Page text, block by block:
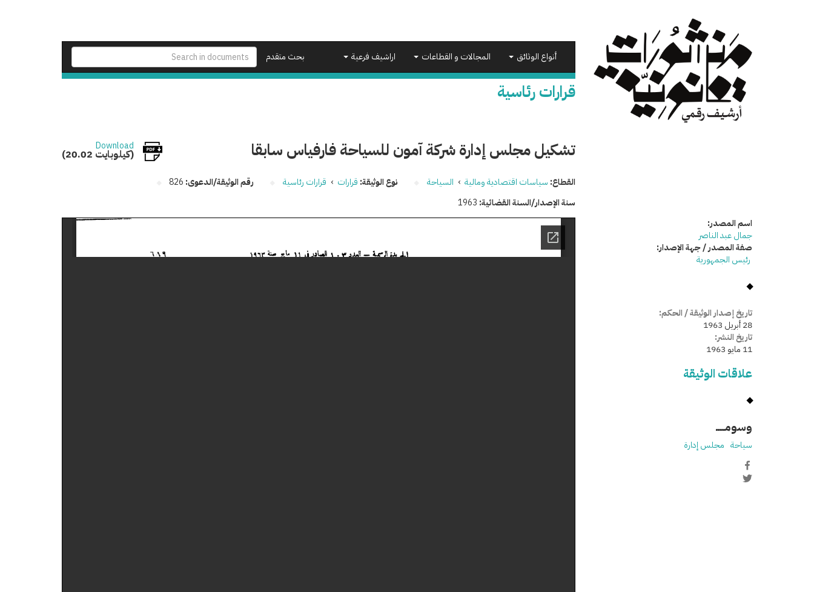
بحث متقدم
أنواع الوثائق المجالات و القطاعات اراشيف فرعية
قرارات رئاسية
تشكيل مجلس إدارة شركة آمون للسياحة فارفياس سابقا Download
(20.02 كيلوبايت)
القطاع: سياسات اقتصادية ومالية › السياحة نوع الوثيقة: قرارات › قرارات رئاسية رقم الوثيقة/الدعوى: 826
سنة الإصدار/السنة القضائية: 1963
اسم المصدر:
جمال عبد الناصر
صفة المصدر / جهة الإصدار:
رئيس الجمهورية
تاريخ إصدار الوثيقة / الحكم:
28 أبريل 1963
تاريخ النشر:
11 مايو 1963
علاقات الوثيقة
وسومـــــ
سياحة مجلس إدارة